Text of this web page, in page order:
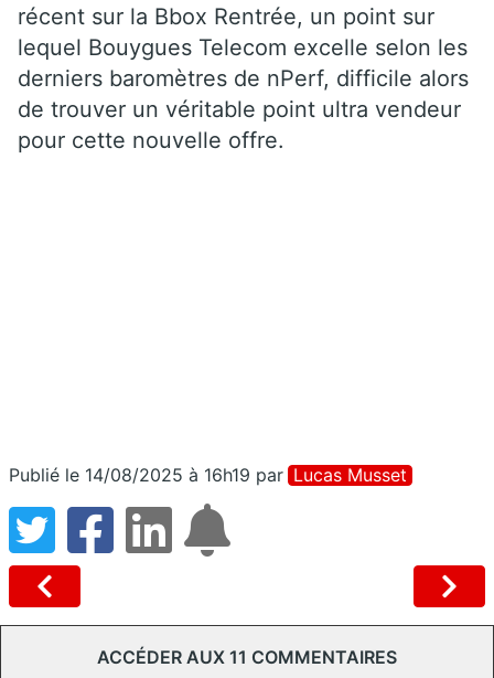
récent sur la Bbox Rentrée, un point sur
lequel Bouygues Telecom excelle selon les
derniers baromètres de nPerf, difficile alors
de trouver un véritable point ultra vendeur
pour cette nouvelle offre.
Publié le 14/08/2025 à 16h19 par Lucas Musset
ACCÉDER AUX 11 COMMENTAIRES